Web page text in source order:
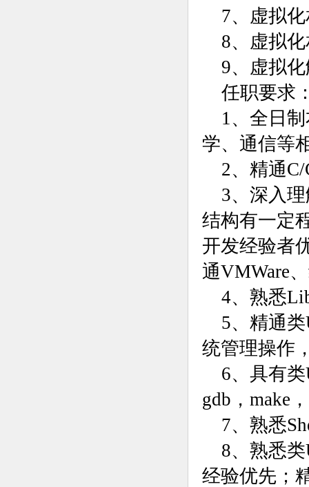
7、虚拟
8、虚拟
9、虚拟
任职要求
1、全日
学、通信等
2、精通
3、深入
结构有一定
开发经验者
通VMWare
4、熟悉
5、精通
统管理操作
6、具有
gdb，make
7、熟悉
8、熟悉
经验优先；